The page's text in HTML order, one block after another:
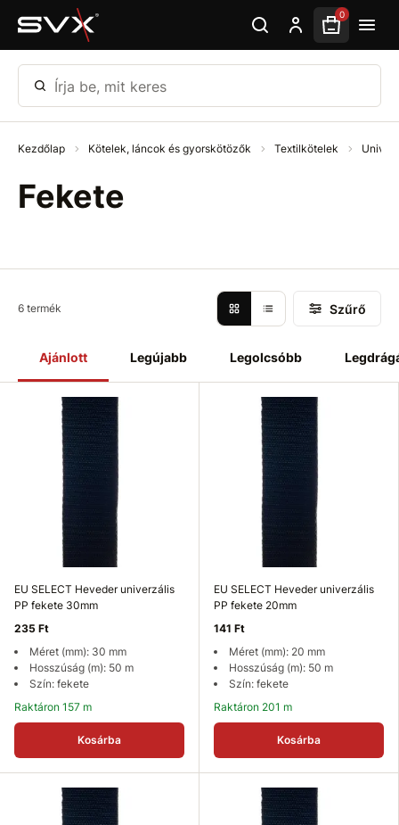
Ugrás az oldal fő részéhez 0
Írja be, mit keres
Kezdőlap Kötelek, láncok és gyorskötözők Textilkötelek
Fekete
Ajánlott Legújabb Legolcsóbb
6 termék Szűrő
EU SELECT Heveder univerzális
PP fekete 30mm
235 Ft
Méret (mm): 30 mm
Hosszúság (m): 50 m
Szín: fekete
Raktáron 157 m
Kosárba
EU SELECT Heveder univerzális
PP fekete 20mm
141 Ft
Méret (mm): 20 mm
Hosszúság (m): 50 m
Szín: fekete
Raktáron 201 m
Kosárba